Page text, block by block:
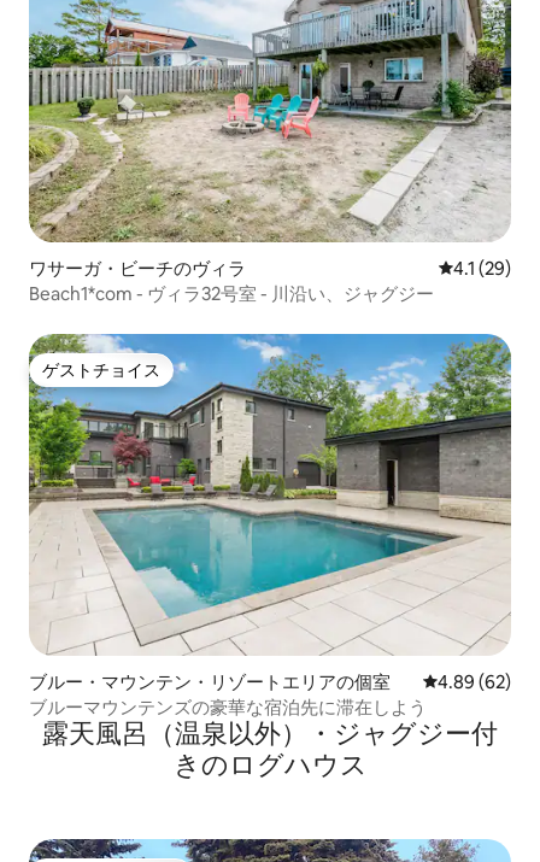
ワサーガ・ビーチのヴィラ レビュー29
4.1 (29)
Beach1*com - ヴィラ32号室 - 川沿い、ジャグジー
ゲストチョイス
ゲストチョイス
ブルー・マウンテン・リゾートエリアの個室 レビュー62
4.89 (62)
ブルーマウンテンズの豪華な宿泊先に滞在しよう
露天風呂（温泉以外）・ジャグジー付
きのログハウス